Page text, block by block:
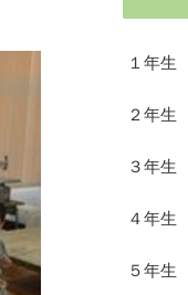
１年生
２年生
３年生
４年生
５年生